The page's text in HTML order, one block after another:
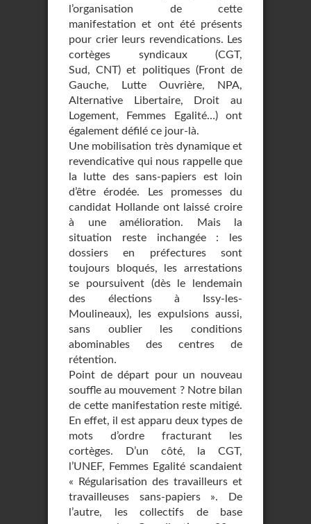
l’organisation de cette
manifestation et ont été présents
pour crier leurs revendications. Les
cortèges syndicaux (CGT,
Sud, CNT) et politiques (Front de
Gauche, Lutte Ouvrière, NPA,
Alternative Libertaire, Droit au
Logement, Femmes Egalité…) ont
également défilé ce jour-là.
Une mobilisation très dynamique et
revendicative qui nous rappelle que
la lutte des sans-papiers est loin
d’être érodée. Les promesses du
candidat Hollande ont laissé croire
à une amélioration. Mais la
situation reste inchangée : les
dossiers en préfectures sont
toujours bloqués, les arrestations
se poursuivent (dès le lendemain
des élections à Issy-les-
Moulineaux), les expulsions aussi,
sans oublier les conditions
abominables des centres de
rétention.
Point de départ pour un nouveau
souffle au mouvement ? Notre bilan
de cette manifestation reste mitigé.
En effet, il est apparu deux types de
mots d’ordre fracturant les
cortèges. D’un côté, la CGT,
l’UNEF, Femmes Egalité scandaient
« Régularisation des travailleurs et
travailleuses sans-papiers ». De
l’autre, les collectifs de base